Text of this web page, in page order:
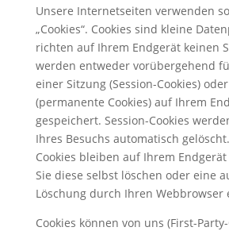
Unsere Internetseiten verwenden
„Cookies“. Cookies sind kleine
richten auf Ihrem Endgerät keinen
werden entweder vorübergehend
einer Sitzung (Session-Cookies)
(permanente Cookies) auf Ihrem
gespeichert. Session-Cookies
Ihres Besuchs automatisch
Cookies bleiben auf Ihrem
Sie diese selbst löschen oder eine
Löschung durch Ihren Webbrowser
Cookies können von uns (First-